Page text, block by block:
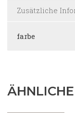
Zusätzliche
farbe